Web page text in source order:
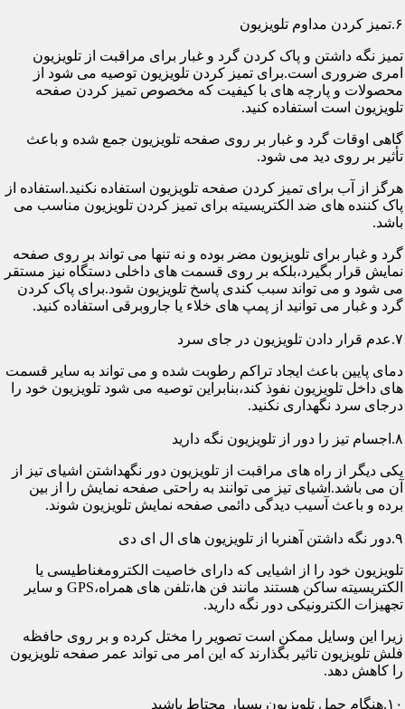
۶.تمیز کردن مداوم تلویزیون
تمیز نگه داشتن و پاک کردن گرد و غبار برای مراقبت از تلویزیون
امری ضروری است.برای تمیز کردن تلویزیون توصیه می شود از
محصولات و پارچه های با کیفیت که مخصوص تمیز کردن صفحه
تلویزیون است استفاده کنید.
گاهی اوقات گرد و غبار بر روی صفحه تلویزیون جمع شده و باعث
تأثیر بر روی دید می شود.
هرگز از آب برای تمیز کردن صفحه تلویزیون استفاده نکنید.استفاده از
پاک کننده های ضد الکتریسیته برای تمیز کردن تلویزیون مناسب می
باشد.
گرد و غبار برای تلویزیون مضر بوده و نه تنها می تواند بر روی صفحه
نمایش قرار بگیرد،بلکه بر روی قسمت های داخلی دستگاه نیز مستقر
می شود و می تواند سبب کندی پاسخ تلویزیون شود.برای پاک کردن
گرد و غبار می توانید از پمپ های خلاء یا جاروبرقی استفاده کنید.
۷.عدم قرار دادن تلویزیون در جای سرد
دمای پایین باعث ایجاد تراکم رطوبت شده و می تواند به سایر قسمت
های داخل تلویزیون نفوذ کند،بنابراین توصیه می شود تلویزیون خود را
درجای سرد نگهداری نکنید.
۸.اجسام تیز را دور از تلویزیون نگه دارید
یکی دیگر از راه های مراقبت از تلویزیون دور نگهداشتن اشیای تیز از
آن می باشد.اشیای تیز می توانند به راحتی صفحه نمایش را از بین
برده و باعث آسیب دیدگی دائمی صفحه نمایش تلویزیون شوند.
۹.دور نگه داشتن آهنربا از تلویزیون های ال ای دی
تلویزیون خود را از اشیایی که دارای خاصیت الکترومغناطیسی یا
الکتریسیته ساکن هستند مانند فن ها،تلفن های همراه،GPS و سایر
تجهیزات الکترونیکی دور نگه دارید.
زیرا این وسایل ممکن است تصویر را مختل کرده و بر روی حافظه
فلش تلویزیون تاثیر بگذارند که این امر می تواند عمر صفحه تلویزیون
را کاهش دهد.
۱۰.هنگام حمل تلویزیون بسیار محتاط باشید